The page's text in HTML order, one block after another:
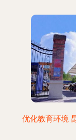
优化教育环境